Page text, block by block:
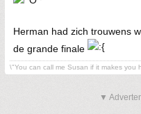
Herman had zich trouwens
de grande finale
\"You can call me Susan if it makes you
▼